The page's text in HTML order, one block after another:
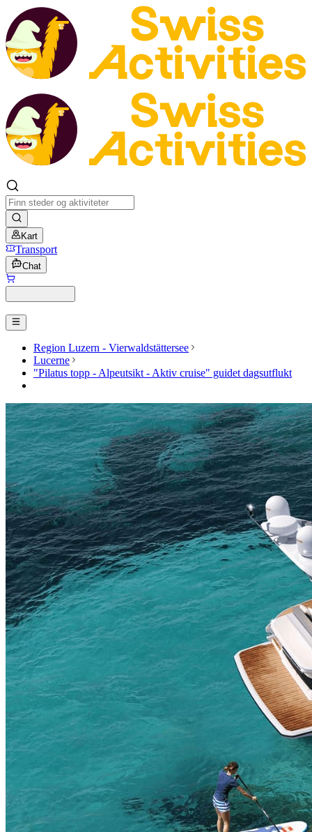
Kart
Transport
Chat
Region Luzern - Vierwaldstättersee
Lucerne
"Pilatus topp - Alpeutsikt - Aktiv cruise" guidet dagsutflukt